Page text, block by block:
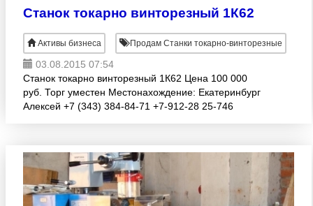
Станок токарно винторезный 1К62
Активы бизнеса Продам Станки токарно-винторезные
03.08.2015 07:54
Станок токарно винторезный 1К62 Цена 100 000
руб. Торг уместен Местонахождение: Екатеринбург
Алексей +7 (343) 384-84-71 +7-912-28 25-746